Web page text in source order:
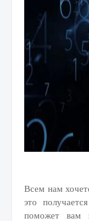
Всем нам
это
поможет вам